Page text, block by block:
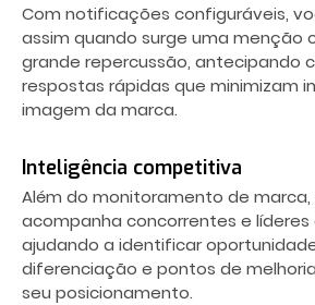
Com notificações configuráveis,
assim quando surge uma menção
grande repercussão, antecipando
respostas rápidas que minimizam
imagem da marca.
Inteligência competitiva
Além do monitoramento de
acompanha concorrentes e líderes
ajudando a identificar
diferenciação e pontos de
seu posicionamento.